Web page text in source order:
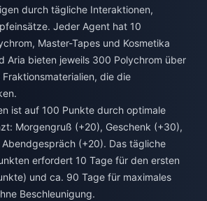
durch tägliche Interaktionen,
Jeder Agent hat 10
Master-Tapes und Kosmetika
Aria bieten jeweils 300 Polychrom über
die die
ist auf 100 Punkte durch optimale
Morgengruß (+20), Geschenk (+30),
(+20). Das tägliche
erfordert 10 Tage für den ersten
und ca. 90 Tage für maximales
Beschleunigung.